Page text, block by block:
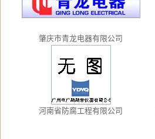
肇庆市青龙电器有限公司
河南省防腐工程有限公司